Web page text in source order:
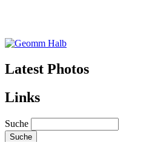
Latest Photos
Links
Suche